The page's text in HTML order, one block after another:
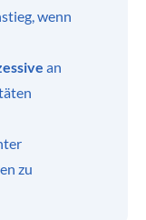
wenn
an
zu